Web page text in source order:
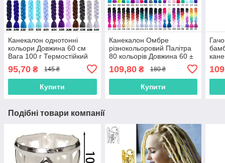
Канекалон однотонні
кольори Довжина 60 см
Вага 100 г Термостійкий
95,70 ₴ 145 ₴
Купити
Канекалон Омбре
різнокольоровий Палітра
80 кольорів Довжина 60 ±
Термостійкий коса Jumbo
109,80₴ 180 ₴
Купити
109
Подібні товари компанії